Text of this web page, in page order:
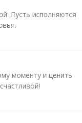
Пусть исполняются
моменту и ценить